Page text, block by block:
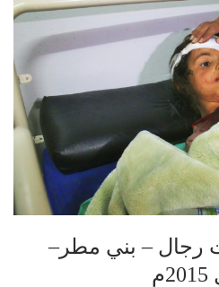
رجال – بني مطر–